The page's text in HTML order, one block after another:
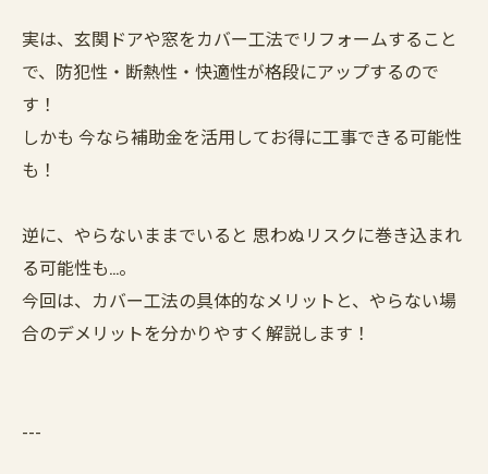
実は、玄関ドアや窓をカバー工法でリフォームすること
で、防犯性・断熱性・快適性が格段にアップするので
す！
しかも 今なら補助金を活用してお得に工事できる可能性
も！
逆に、やらないままでいると 思わぬリスクに巻き込まれ
る可能性も…。
今回は、カバー工法の具体的なメリットと、やらない場
合のデメリットを分かりやすく解説します！
---